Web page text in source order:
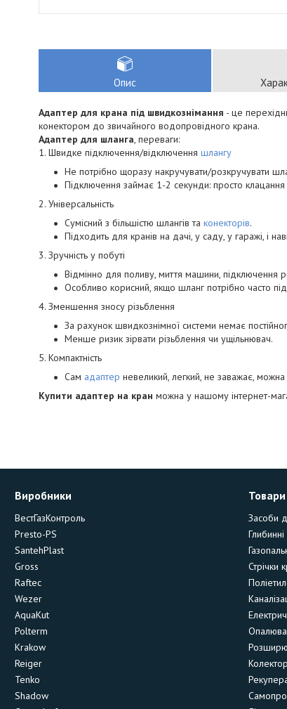
Опис
Адаптер для крана під швидкознімання - це
конектором до звичайного водопровідного крана.
Адаптер для шланга, переваги:
1. Швидке підключення/відключення шлангу
Не потрібно щоразу накручувати/розкручувати
Підключення займає 1-2 секунди: просто клацання
2. Універсальність
Сумісний з більшістю шлангів та конекторів.
Підходить для кранів на дачі, у саду, у гаражі, і
3. Зручність у побуті
Відмінно для поливу, миття машини, підключення
Особливо корисний, якщо шланг потрібно часто
4. Зменшення зносу різьблення
За рахунок швидкознімної системи немає
Менше ризик зірвати різьблення чи ущільнювач.
5. Компактність
Сам адаптер невеликий, легкий, не заважає, можна
Купити адаптер на кран можна у нашому інтернет-
Виробники
ВестГазКонтроль
Presto-PS
SantehPlast
Gross
Raftec
Wezer
AquaKut
Polterm
Krakow
Reiger
Tenko
Shadow
Товари
Засоби
Стрічки